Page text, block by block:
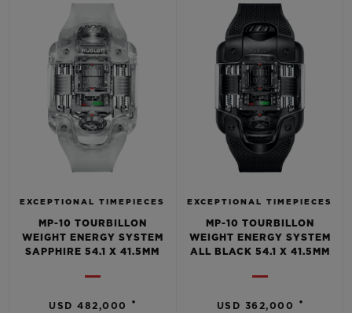
EXCEPTIONAL TIMEPIECES
MP-10 TOURBILLON
WEIGHT ENERGY SYSTEM
SAPPHIRE 54.1 X 41.5MM
USD 482,000 •
EXCEPTIONAL TIMEPIECES
MP-10 TOURBILLON
WEIGHT ENERGY SYSTEM
ALL BLACK 54.1 X 41.5MM
USD 362,000 •
SUMMER MULTI-
COLORED CERAMIC
PEACH CERAMIC
SPIRIT OF BIG
ESSENTIAL
SERVIÇIOS EXCLUSIVOS
GARANTIA 5+5
ENTREGA PROGRAMADA
PAGAMENTO SEGURO